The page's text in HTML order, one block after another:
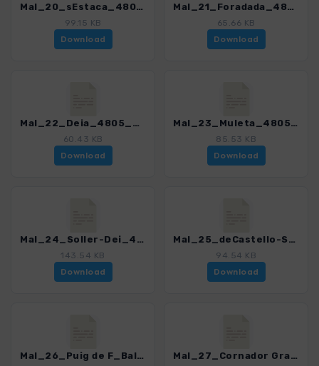
Mal_20_sEstaca_4805_4.gpx
99.15 KB
Download
Mal_21_Foradada_4805_4.gpx
65.66 KB
Download
Mal_22_Deia_4805_4.gpx
60.43 KB
Download
Mal_23_Muleta_4805_4.gpx
85.53 KB
Download
Mal_24_Soller-Dei_4805_4.gpx
143.54 KB
Download
Mal_25_deCastello-Soller_4805_4.gpx
94.54 KB
Download
Mal_26_Puig de F_Balitx_4805_4.gpx Mal_27_Cornador Gran_4805_4.gpx